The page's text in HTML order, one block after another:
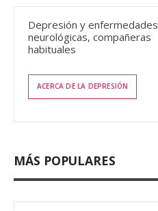
Depresión y enfermedades
neurológicas, compañeras
habituales
ACERCA DE LA DEPRESIÓN
MÁS POPULARES